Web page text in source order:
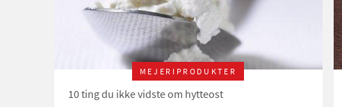
MEJERIPRODUKTER
10 ting du ikke vidste om hytteost